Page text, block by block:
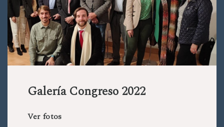
Galería Congreso 2022
Ver fotos